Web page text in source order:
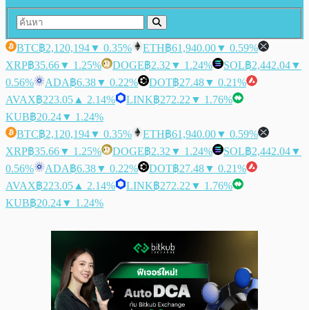
BTC฿2,120,194▼ 0.35% ETH฿61,940.00▼ 0.59%
XRP฿35.66▼ 1.25% DOGE฿2.32 ▼ 1.24% SOL฿2,442.04▼
0.56%
ADA฿6.38▼ 0.22% DOT฿27.48▼ 0.21%
AVAX฿223.05 ▲ 2.14% LINK฿272.22 ▼ 1.76%
KUB฿20.24▼ 1.24%
BTC฿2,120,194▼ 0.35% ETH฿61,940.00▼ 0.59%
XRP฿35.66▼ 1.25% DOGE฿2.32 ▼ 1.24% SOL฿2,442.04▼
0.56%
ADA฿6.38▼ 0.22% DOT฿27.48▼ 0.21%
AVAX฿223.05 ▲ 2.14% LINK฿272.22 ▼ 1.76%
KUB฿20.24▼ 1.24%